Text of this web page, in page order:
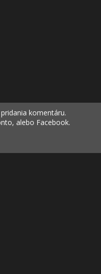
komentáru.
alebo Facebook.